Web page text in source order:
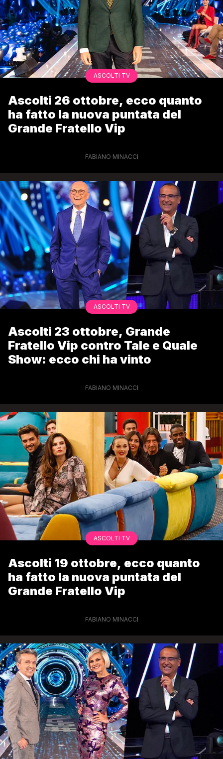
ASCOLTI TV
Ascolti 26 ottobre, ecco quanto
ha fatto la nuova puntata del
Grande Fratello Vip
FABIANO MINACCI
ASCOLTI TV
Ascolti 23 ottobre, Grande
Fratello Vip contro Tale e Quale
Show: ecco chi ha vinto
FABIANO MINACCI
ASCOLTI TV
Ascolti 19 ottobre, ecco quanto
ha fatto la nuova puntata del
Grande Fratello Vip
FABIANO MINACCI